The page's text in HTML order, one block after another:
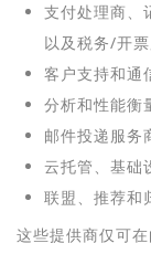
支付处理商、
以及税务/开票
客户支持和通
分析和性能衡
邮件投递服务
云托管、基础
联盟、推荐和
这些提供商仅可